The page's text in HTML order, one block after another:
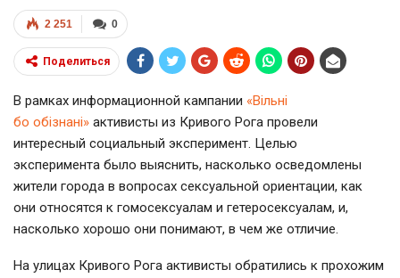
0
2 251
Поделиться
В рамках информационной кампании «Вільні
бо обізнані» активисты из Кривого Рога провели
интересный социальный эксперимент. Целью
эксперимента было выяснить, насколько осведомлены
жители города в вопросах сексуальной ориентации, как
они относятся к гомосексуалам и гетеросексуалам, и,
насколько хорошо они понимают, в чем же отличие.
На улицах Кривого Рога активисты обратились к прохожим